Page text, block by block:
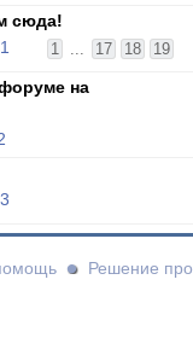
сюда!
1 ... 17 18 19
на
Решение